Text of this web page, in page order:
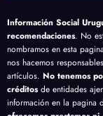
Información Social
recomendaciones. No
nombramos en esta
nos hacemos
artículos. No tenemos
créditosde entidades
información en la pagina